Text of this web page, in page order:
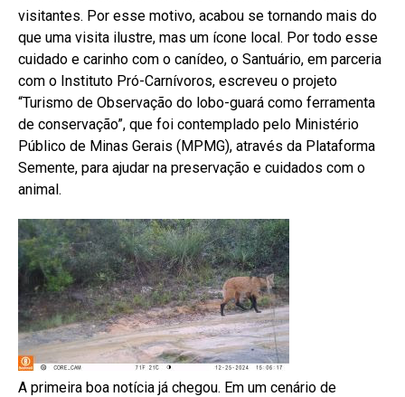
visitantes. Por esse motivo, acabou se tornando mais do
que uma visita ilustre, mas um ícone local. Por todo esse
cuidado e carinho com o canídeo, o Santuário, em parceria
com o Instituto Pró-Carnívoros, escreveu o projeto
“Turismo de Observação do lobo-guará como ferramenta
de conservação”, que foi contemplado pelo Ministério
Público de Minas Gerais (MPMG), através da Plataforma
Semente, para ajudar na preservação e cuidados com o
animal.
A primeira boa notícia já chegou. Em um cenário de
Flipboard
Reddit
Pinterest
Email